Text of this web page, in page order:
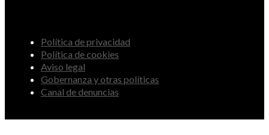
Política de privacidad
Política de cookies
Aviso legal
Gobernanza y otras políticas
Canal de denuncias